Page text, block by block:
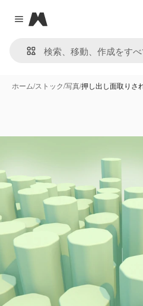
Close menu
Magnific
ホーム/ストック/写真/押し出し面取りさ